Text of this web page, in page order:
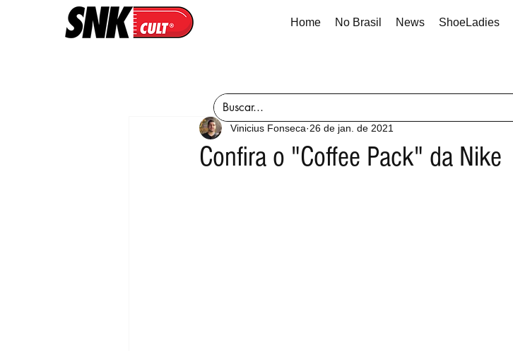
Home No Brasil News ShoeLadies
Confira o "Coffee Pack" da Nike
Vinicius Fonseca 26 de jan. de 2021